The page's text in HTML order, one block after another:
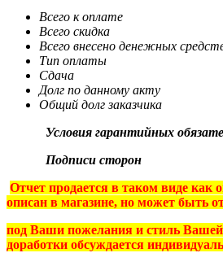
Всего к оплате
Всего скидка
Всего внесено денежных
Тип оплаты
Сдача
Долг по данному акту
Общий долг заказчика
Условия гарантийных
Подписи сторон
Отчет продается в таком виде как
описан в магазине, но может быть
под Ваши пожелания и стиль
доработки обсуждается